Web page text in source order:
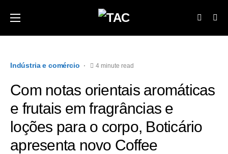
Indústria e comércio 4 minute read
Com notas orientais aromáticas
e frutais em fragrâncias e
loções para o corpo, Boticário
apresenta novo Coffee